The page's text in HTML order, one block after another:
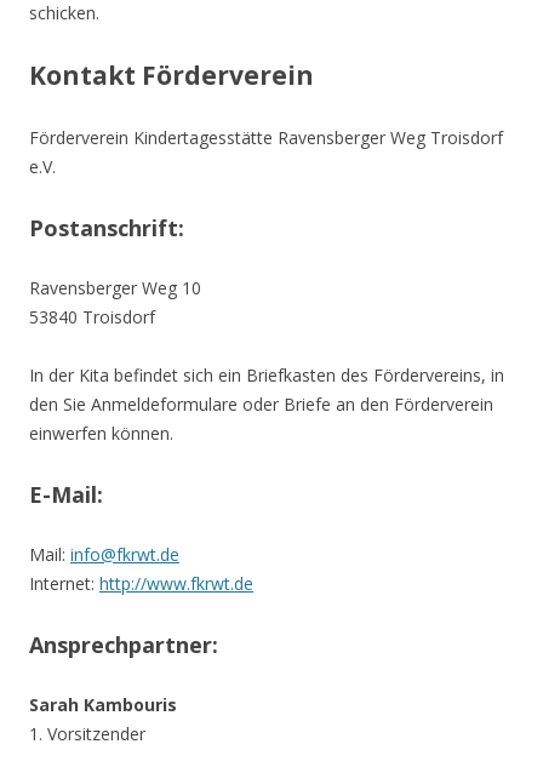
schicken.
Kontakt Förderverein
Förderverein Kindertagesstätte Ravensberger Weg Troisdorf
e.V.
Postanschrift:
Ravensberger Weg 10
53840 Troisdorf
In der Kita befindet sich ein Briefkasten des Fördervereins, in
den Sie Anmeldeformulare oder Briefe an den Förderverein
einwerfen können.
E-Mail:
Mail: info@fkrwt.de
Internet: http://www.fkrwt.de
Ansprechpartner:
Sarah Kambouris
1. Vorsitzender